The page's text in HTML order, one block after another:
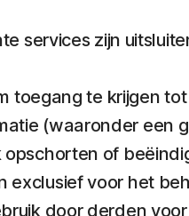
services zijn
toegang te krijgen
(waaronder een
of
voor het
door derden